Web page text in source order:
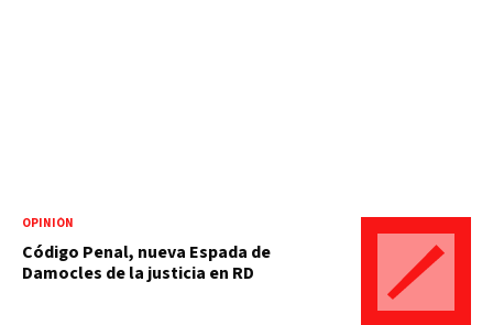
OPINIÓN
Código Penal, nueva Espada de
Damocles de la justicia en RD